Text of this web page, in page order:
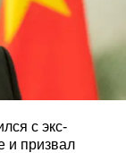
с экс-
и призвал